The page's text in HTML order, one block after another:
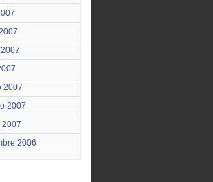
2007
2007
2007
2006